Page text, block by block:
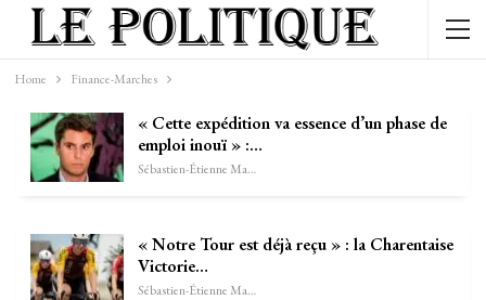
Home Finance-Marches
« Cette expédition va essence d’un phase de
emploi inouï » :…
Sébastien-Étienne Marechal
« Notre Tour est déjà reçu » : la Charentaise
Victorie…
Sébastien-Étienne Marechal